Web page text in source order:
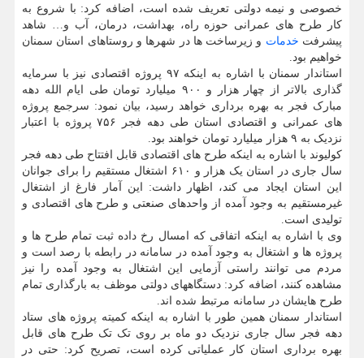
خصوصی و نیمه دولتی تعریف شده است، اضافه کرد: با شروع به
کار طرح های عمرانی حوزه راه، بهداشت، درمان، آب و… شاهد
پیشرفت خدمات و زیرساخت ها در شهرها و روستاهای استان سمنان
خواهیم بود.
استاندار سمنان با اشاره به اینکه ۹۷ پروژه اقتصادی نیز با سرمایه
گذاری بالاتر از چهار هزار و ۹۰۰ میلیارد تومان طی ایام الله دهه
مبارک فجر به بهره برداری خواهد رسید، بیان نمود: سرجمع پروژه
های عمرانی و اقتصادی استان طی دهه فجر ۷۵۶ پروژه با اعتبار
نزدیک به ۹ هزار میلیارد تومان خواهند بود.
کولیوند با اشاره به اینکه طرح های اقتصادی قابل افتتاح طی دهه فجر
سال جاری در استان یک هزار و ۶۱۰ اشتغال مستقیم را برای جوانان
این استان ایجاد می کند، اظهار داشت: این آمار فارغ از اشتغال
غیرمستقیم به وجود آمده از واحدهای صنعتی و طرح های اقتصادی و
تولیدی است.
وی با اشاره به اینکه اتفاقی که امسال رخ داده ثبت تمام طرح ها و
پروژه ها و اشتغال به وجود آمده در سامانه در رابطه با رصد است و
مردم می توانند راستی آزمایی این اشتغال به وجود آمده را نیز
مشاهده کنند، اضافه کرد: دستگاههای دولتی موظف به بارگذاری تمام
طرح هایشان در سامانه مرتبط شده اند.
استاندار سمنان همین طور با اشاره به اینکه کمیته پروژه های ستاد
دهه فجر سال جاری نزدیک دو ماه بر روی تک تک طرح های قابل
بهره برداری استان کار عملیاتی کرده است، تصریح کرد: حتی در